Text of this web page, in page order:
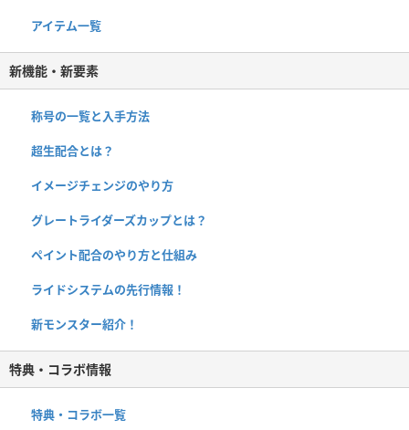
アイテム一覧
新機能・新要素
称号の一覧と入手方法
超生配合とは？
イメージチェンジのやり方
グレートライダーズカップとは？
ペイント配合のやり方と仕組み
ライドシステムの先行情報！
新モンスター紹介！
特典・コラボ情報
特典・コラボ一覧